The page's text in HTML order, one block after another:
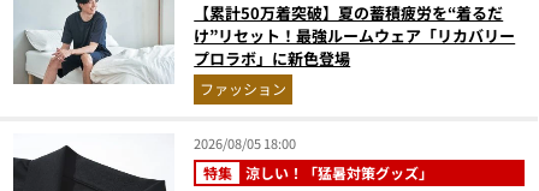
【累計50万着突破】夏の蓄積疲労を“着るだ
け”リセット！最強ルームウェア「リカバリー
プロラボ」に新色登場
ファッション
2026/08/05 18:00
特集 涼しい！「猛暑対策グッズ」